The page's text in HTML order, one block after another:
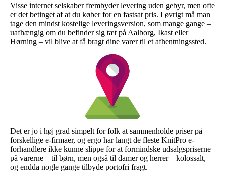
Visse internet selskaber frembyder levering uden gebyr, men ofte
er det betinget af at du køber for en fastsat pris. I øvrigt må man
tage den mindst kostelige leveringsversion, som mange gange –
uafhængig om du befinder sig tæt på Aalborg, Ikast eller
Hørning – vil blive at få bragt dine varer til et afhentningssted.
Det er jo i høj grad simpelt for folk at sammenholde priser på
forskellige e-firmaer, og ergo har langt de fleste KnitPro e-
forhandlere ikke kunne slippe for at formindske udsalgspriserne
på varerne – til børn, men også til damer og herrer – kolossalt,
og endda nogle gange tilbyde portofri fragt.